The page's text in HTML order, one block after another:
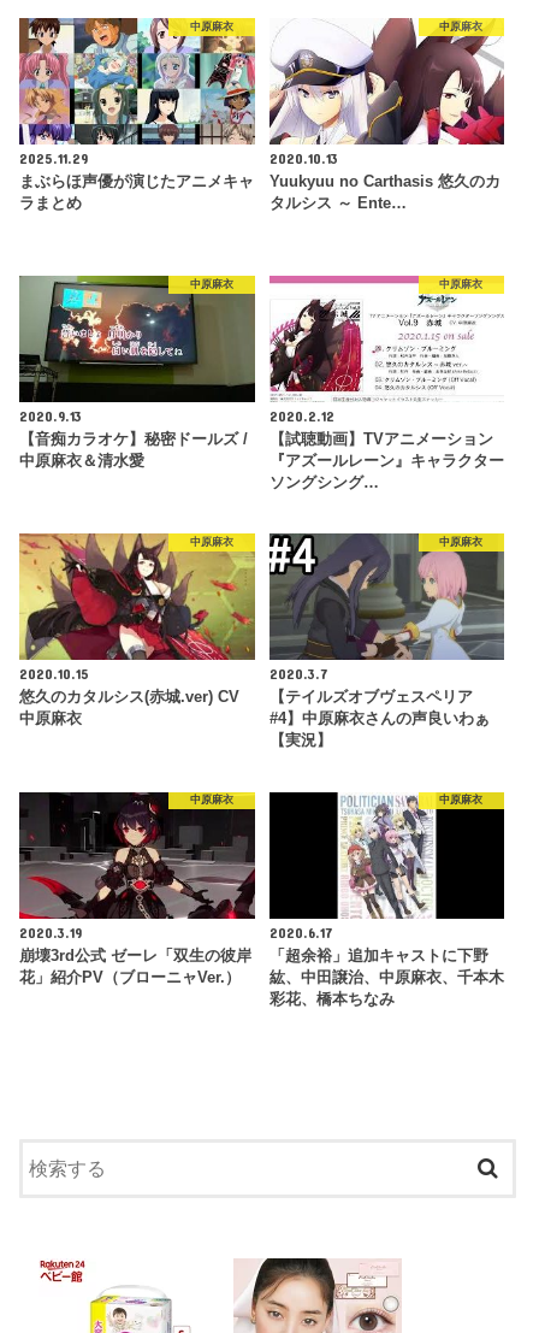
中原麻衣
2025.11.29
まぶらほ声優が演じたアニメキャ
ラまとめ
中原麻衣
2020.10.13
Yuukyuu no Carthasis 悠久のカ
タルシス ～ Ente…
中原麻衣
2020.9.13
【音痴カラオケ】秘密ドールズ /
中原麻衣＆清水愛
中原麻衣
2020.2.12
【試聴動画】TVアニメーション
『アズールレーン』キャラクター
ソングシング…
中原麻衣
2020.10.15
悠久のカタルシス(赤城.ver) CV
中原麻衣
中原麻衣
2020.3.7
【テイルズオブヴェスペリア
#4】中原麻衣さんの声良いわぁ
【実況】
中原麻衣
2020.3.19
崩壊3rd公式 ゼーレ「双生の彼岸
花」紹介PV（ブローニャVer.）
中原麻衣
2020.6.17
「超余裕」追加キャストに下野
紘、中田譲治、中原麻衣、千本木
彩花、橋本ちなみ